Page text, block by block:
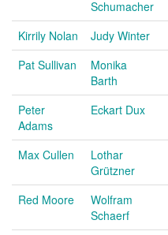
Schumacher
Kirrily Nolan Judy Winter
Pat Sullivan
Monika
Barth
Peter
Adams
Eckart Dux
Max Cullen
Lothar
Grützner
Red Moore
Wolfram
Schaerf